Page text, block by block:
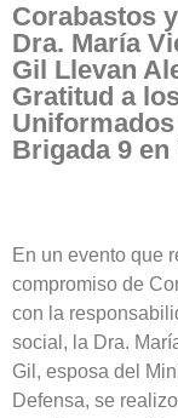
Corabastos
Dra. María
Gil Llevan
Gratitud a
Brigada 9 en
En un evento que
compromiso de
con la
social, la Dra.
Gil, esposa del
Defensa, se